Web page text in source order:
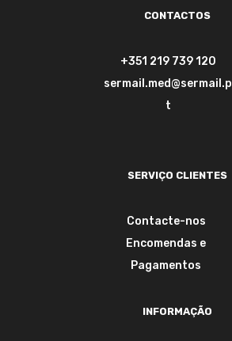
CONTACTOS
+351 219 739 120
sermail.med@sermail.p
t
SERVIÇO CLIENTES
Contacte-nos
Encomendas e
Pagamentos
INFORMAÇÃO